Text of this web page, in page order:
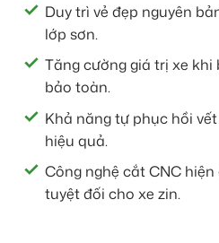
Duy trì vẻ đẹp nguyên
lớp sơn.
Tăng cường giá trị xe
bảo toàn.
Khả năng tự phục hồi
hiệu quả.
Công nghệ cắt CNC
tuyệt đối cho xe zin.